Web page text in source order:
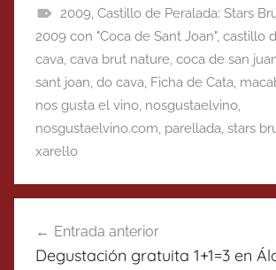
2009, Castillo de Peralada: Stars
2009 con "Coca de Sant Joan", castillo
cava, cava brut nature, coca de san
sant joan, do cava, Ficha de Cata,
nos gusta el vino, nosgustaelvino,
nosgustaelvino.com, parellada, stars
xarel·lo
de
Entrada anterior
Degustación gratuita 1+1=3 en